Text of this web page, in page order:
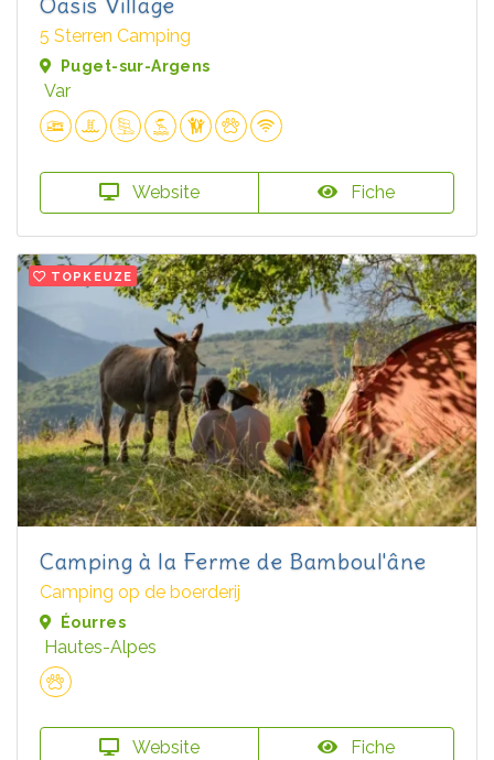
5 Sterren Camping
Puget-sur-Argens
Var
Website Fiche
TOPKEUZE
Camping à la Ferme de Bamboul'âne
Camping op de boerderij
Éourres
Hautes-Alpes
Website Fiche